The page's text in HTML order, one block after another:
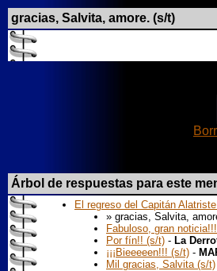
gracias, Salvita, amore. (s/t)
Árbol de respuestas para este
El regreso del Capitán
» gracias, Salvita,
Fabuloso, gran
Por fín!! (s/t) - La
¡¡¡Bieeeeen!!! (s/t) -
Mil gracias, Salvita (s/t)